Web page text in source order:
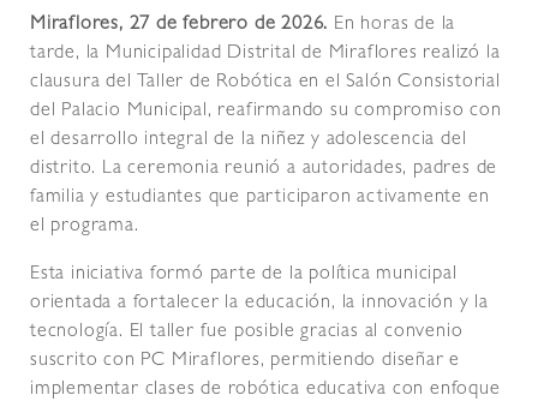
Miraflores, 27 de febrero de 2026. En horas de la
tarde, la Municipalidad Distrital de Miraflores realizó la
clausura del Taller de Robótica en el Salón Consistorial
del Palacio Municipal, reafirmando su compromiso con
el desarrollo integral de la niñez y adolescencia del
distrito. La ceremonia reunió a autoridades, padres de
familia y estudiantes que participaron activamente en
el programa.
Esta iniciativa formó parte de la política municipal
orientada a fortalecer la educación, la innovación y la
tecnología. El taller fue posible gracias al convenio
suscrito con PC Miraflores, permitiendo diseñar e
implementar clases de robótica educativa con enfoque